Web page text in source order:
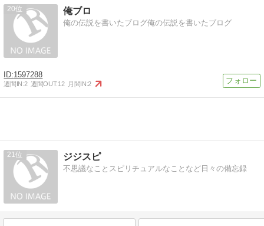
20 俺ブロ
俺の伝説を書いたブログ俺の伝説を書いたブログ
1597288
週間IN:2 週間OUT:12 月間IN:2
21 ジジスピ
不思議なことスピリチュアルなことなど日々の備忘録